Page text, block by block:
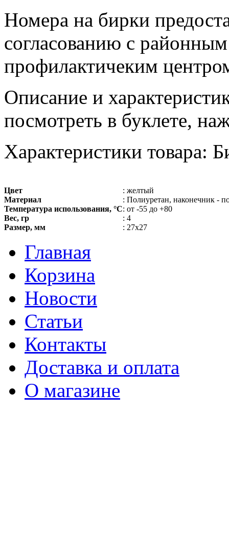
Номера на бирки
согласованию с
профилактичеким
Описание и
посмотреть в буклете,
Характеристики товара:
Цвет
: желтый
Материал
: Полиуретан, наконечник -
Температура использования, °С: от -55 до +80
Вес, гр
: 4
Размер, мм
: 27х27
Главная
Корзина
Новости
Статьи
Контакты
Доставка и оплата
О магазине